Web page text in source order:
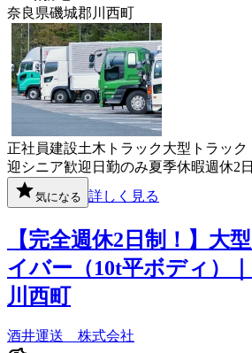
奈良県磯城郡川西町
正社員建設土木 トラック大型トラック
迎 シニア歓迎 日勤のみ夏季休暇週休2日
気になる 詳しく見る
【完全週休2日制！】大
イバー（10t平ボディ）
川西町
酒井運送 株式会社